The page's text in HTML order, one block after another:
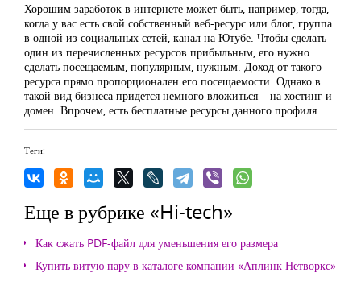
Хорошим заработок в интернете может быть, например, тогда,
когда у вас есть свой собственный веб-ресурс или блог, группа
в одной из социальных сетей, канал на Ютубе. Чтобы сделать
один из перечисленных ресурсов прибыльным, его нужно
сделать посещаемым, популярным, нужным. Доход от такого
ресурса прямо пропорционален его посещаемости. Однако в
такой вид бизнеса придется немного вложиться – на хостинг и
домен. Впрочем, есть бесплатные ресурсы данного профиля.
Теги:
Еще в рубрике «Hi-tech»
Как сжать PDF-файл для уменьшения его размера
Купить витую пару в каталоге компании «Аплинк Нетворкс»